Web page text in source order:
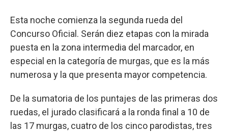
Esta noche comienza la segunda rueda del
Concurso Oficial. Serán diez etapas con la mirada
puesta en la zona intermedia del marcador, en
especial en la categoría de murgas, que es la más
numerosa y la que presenta mayor competencia.
De la sumatoria de los puntajes de las primeras dos
ruedas, el jurado clasificará a la ronda final a 10 de
las 17 murgas, cuatro de los cinco parodistas, tres